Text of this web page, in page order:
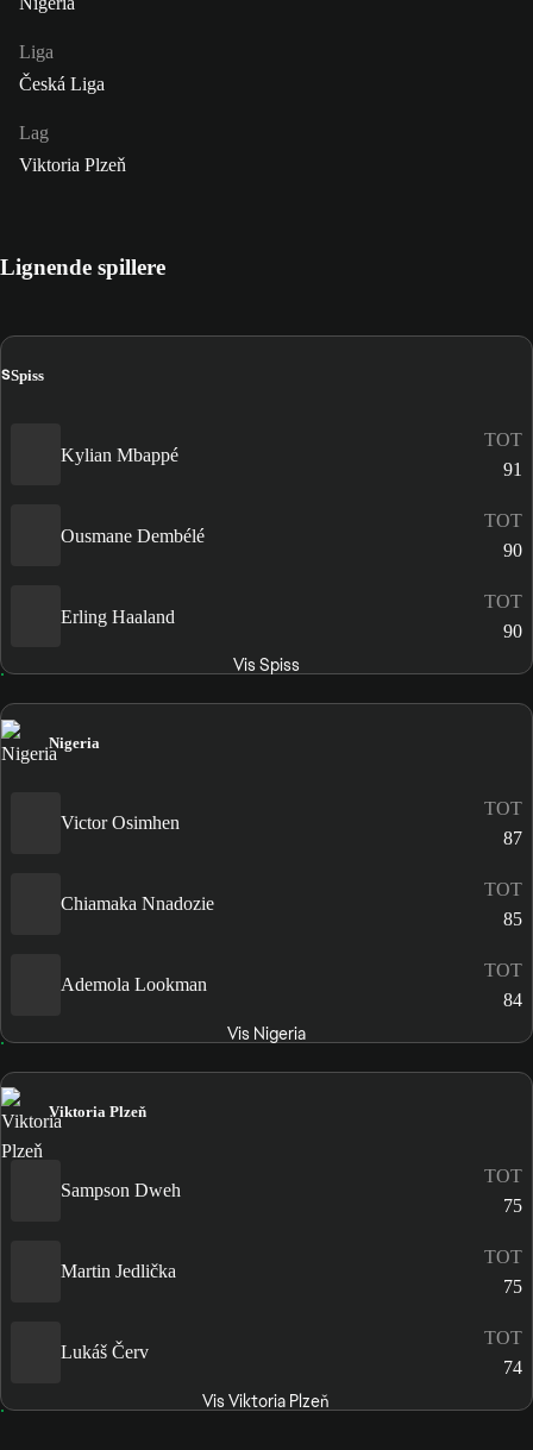
Liga
Česká Liga
Lag
Viktoria Plzeň
Lignende spillere
SSpiss
Kylian Mbappé
TOT
91
Ousmane Dembélé
TOT
90
Erling Haaland
TOT
90
Vis Spiss
Nigeria
Victor Osimhen
TOT
87
Chiamaka Nnadozie
TOT
85
Ademola Lookman
TOT
84
Vis Nigeria
Viktoria Plzeň
Sampson Dweh
TOT
75
Martin Jedlička
TOT
75
Lukáš Červ
TOT
74
Vis Viktoria Plzeň